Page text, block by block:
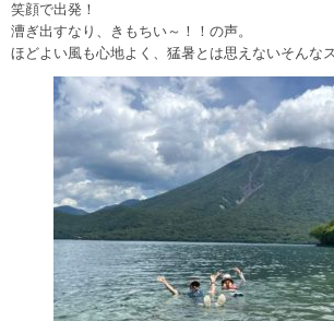
笑顔で出発！
漕ぎ出すなり、きもちい～！！の声。
ほどよい風も心地よく、猛暑とは思えないそんな